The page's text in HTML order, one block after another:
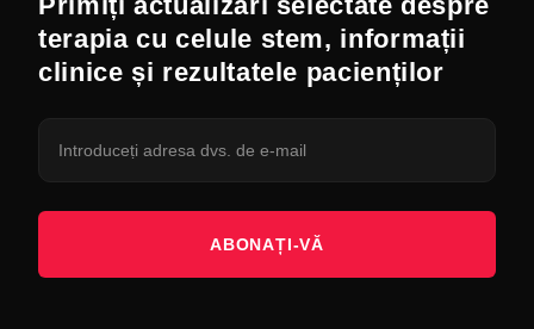
terapia cu celule stem, informații
clinice și rezultatele pacienților
ABONAȚI-VĂ